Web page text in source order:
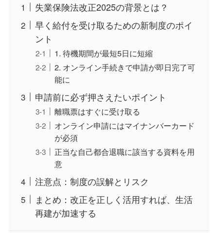
失業保険法改正2025の背景とは？
早く給付を受け取るための新制度のポイ
ント
1. 待機期間が最短5日に短縮
2. オンライン手続きで申請が即日完了可
能に
申請前に必ず押さえたいポイント
離職票はすぐに受け取る
オンライン申請にはマイナンバーカード
が必須
正当な自己都合退職に該当する資料を用
意
注意点：制度の誤解とリスク
まとめ：改正を正しく活用すれば、生活
再建が加速する